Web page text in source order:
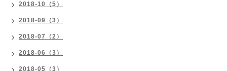
2018-10（5）
2018-09（3）
2018-07（2）
2018-06（3）
2018-05（3）